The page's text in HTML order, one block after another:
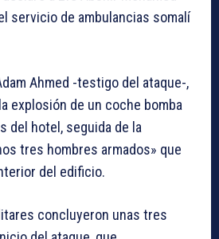
servicio de ambulancias somalí
Ahmed -testigo del ataque-,
explosión de un coche bomba
del hotel, seguida de la
tres hombres armados» que
del edificio.
concluyeron unas tres